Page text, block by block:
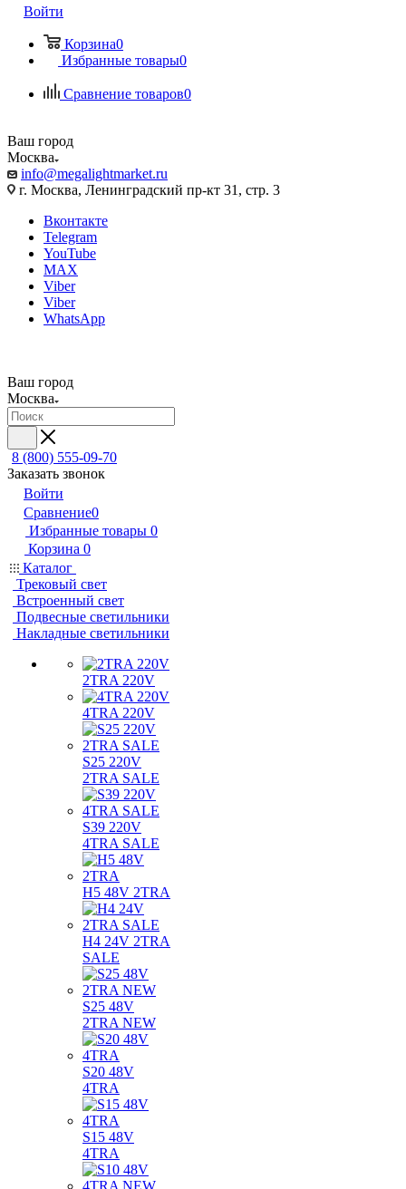
Войти
Корзина0
Избранные товары0
Сравнение товаров0
Ваш город
Москва
info@megalightmarket.ru
г. Москва, Ленинградский пр-кт 31, стр. 3
Вконтакте
Telegram
YouTube
MAX
Viber
Viber
WhatsApp
Ваш город
Москва
8 (800) 555-09-70
Заказать звонок
Войти
Сравнение0
Избранные товары 0
Корзина 0
Каталог
Трековый свет
Встроенный свет
Подвесные светильники
Накладные светильники
2TRA 220V
4TRA 220V
S25 220V
2TRA SALE
S39 220V
4TRA SALE
H5 48V 2TRA
H4 24V 2TRA
SALE
S25 48V
2TRA NEW
S20 48V
4TRA
S15 48V
4TRA